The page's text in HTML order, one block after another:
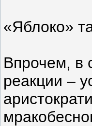
«Яблоко»
Впрочем, в
реакции –